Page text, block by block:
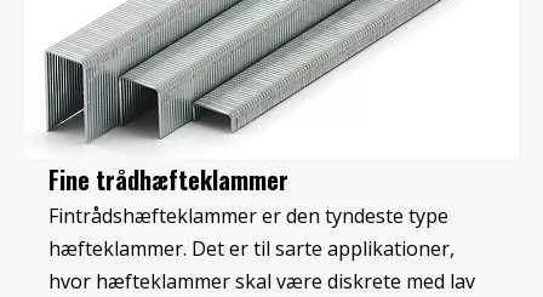
Fine trådhæfteklammer
Fintrådshæfteklammer er den tyndeste type
hæfteklammer. Det er til sarte applikationer,
hvor hæfteklammer skal være diskrete med lav